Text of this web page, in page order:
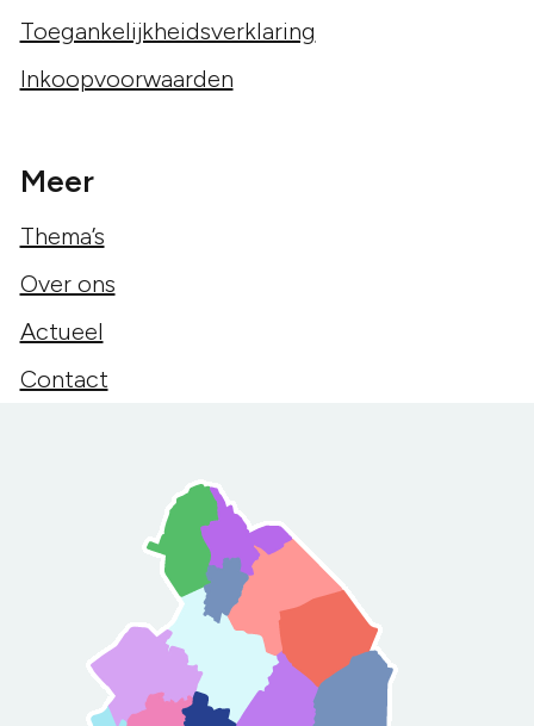
Toegankelijkheidsverklaring
Inkoopvoorwaarden
Meer
Thema’s
Over ons
Actueel
Contact